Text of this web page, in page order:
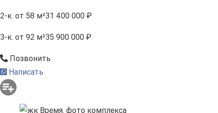
2-к. от 58 м²31 400 000 ₽
3-к. от 92 м²35 900 000 ₽
Позвонить
Написать